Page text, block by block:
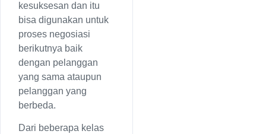
kesuksesan dan itu
bisa digunakan untuk
proses negosiasi
berikutnya baik
dengan pelanggan
yang sama ataupun
pelanggan yang
berbeda.
Dari beberapa kelas